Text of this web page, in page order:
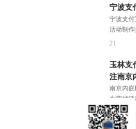
宁波支
宁波支付
活动制作
计、功能
21
玉林支
注南京
南京内
东营销活
和H5互
23